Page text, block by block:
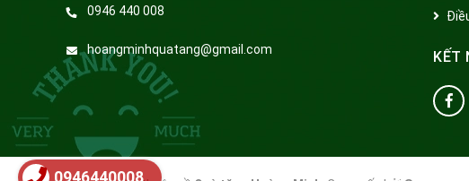
0946 440 008
hoangminhquatang@gmail.com KẾT
0946440008